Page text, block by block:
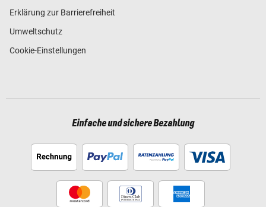
Erklärung zur Barrierefreiheit
Umweltschutz
Cookie-Einstellungen
Einfache und sichere Bezahlung